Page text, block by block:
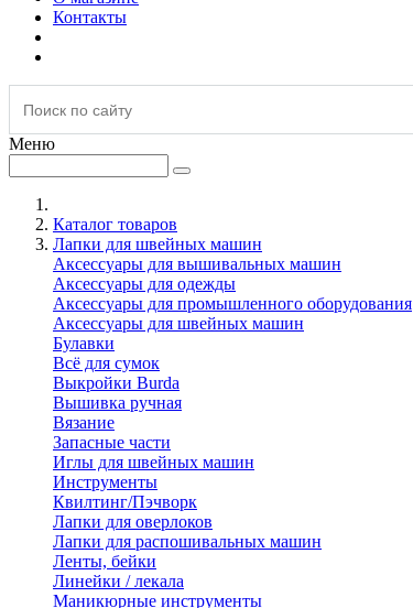
Контакты
Меню
Каталог товаров
Лапки для швейных машин
Аксессуары для вышивальных машин
Аксессуары для одежды
Аксессуары для промышленного оборудования
Аксессуары для швейных машин
Булавки
Всё для сумок
Выкройки Burda
Вышивка ручная
Вязание
Запасные части
Иглы для швейных машин
Инструменты
Квилтинг/Пэчворк
Лапки для оверлоков
Лапки для распошивальных машин
Ленты, бейки
Линейки / лекала
Маникюрные инструменты